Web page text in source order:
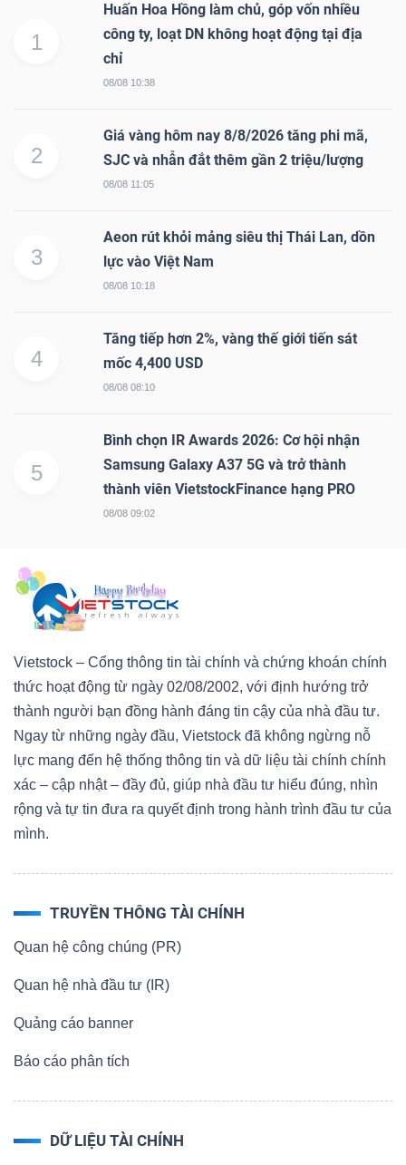
1
Huấn Hoa Hồng làm chủ, góp vốn nhiều
công ty, loạt DN không hoạt động tại địa
chỉ
08/08 10:38
2
Giá vàng hôm nay 8/8/2026 tăng phi mã,
SJC và nhẫn đắt thêm gần 2 triệu/lượng
08/08 11:05
3
Aeon rút khỏi mảng siêu thị Thái Lan, dồn
lực vào Việt Nam
08/08 10:18
4
Tăng tiếp hơn 2%, vàng thế giới tiến sát
mốc 4,400 USD
08/08 08:10
5
Bình chọn IR Awards 2026: Cơ hội nhận
Samsung Galaxy A37 5G và trở thành
thành viên VietstockFinance hạng PRO
08/08 09:02
Vietstock – Cổng thông tin tài chính và chứng khoán chính
thức hoạt động từ ngày 02/08/2002, với định hướng trở
thành người bạn đồng hành đáng tin cậy của nhà đầu tư.
Ngay từ những ngày đầu, Vietstock đã không ngừng nỗ
lực mang đến hệ thống thông tin và dữ liệu tài chính chính
xác – cập nhật – đầy đủ, giúp nhà đầu tư hiểu đúng, nhìn
rộng và tự tin đưa ra quyết định trong hành trình đầu tư của
mình.
TRUYỀN THÔNG TÀI CHÍNH
Quan hệ công chúng (PR)
Quan hệ nhà đầu tư (IR)
Quảng cáo banner
Báo cáo phân tích
DỮ LIỆU TÀI CHÍNH